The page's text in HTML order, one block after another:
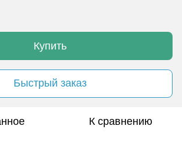
Купить
Быстрый заказ
К сравнению